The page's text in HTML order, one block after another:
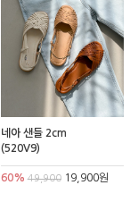
네아 샌들 2cm
(520V9)
60% 49,90019,900원